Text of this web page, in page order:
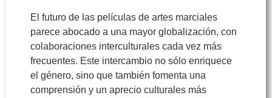
El futuro de las películas de artes marciales
parece abocado a una mayor globalización, con
colaboraciones interculturales cada vez más
frecuentes. Este intercambio no sólo enriquece
el género, sino que también fomenta una
comprensión y un aprecio culturales más